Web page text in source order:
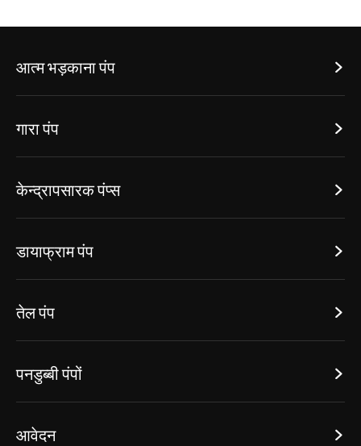
आत्म भड़काना पंप 
गारा पंप 
केन्द्रापसारक पंप्स 
डायाफ्राम पंप 
तेल पंप 
पनडुब्बी पंपों 
आवेदन 